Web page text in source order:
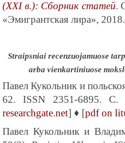
(XXI в.): Сборник статей.
«Эмигрантская лира»,
Straipsniai recenzuojamuose
arba vienkartiniuose
Павел Кукольник и
62. ISSN 2351-6895. С.
researchgate.net] ♦ [pdf on
Павел Кукольник и